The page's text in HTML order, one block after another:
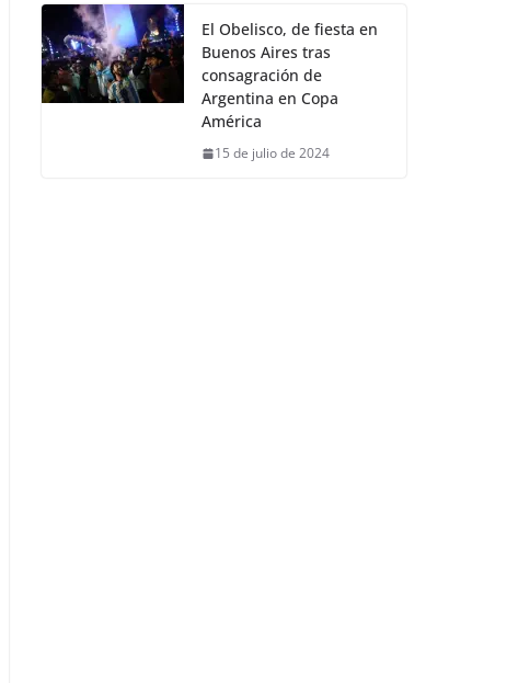
El Obelisco, de fiesta en
Buenos Aires tras
consagración de
Argentina en Copa
América
15 de julio de 2024